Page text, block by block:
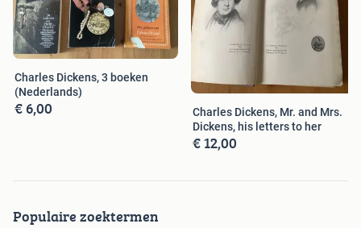
Charles Dickens, 3 boeken
(Nederlands)
€ 6,00
Charles Dickens, Mr. and Mrs.
Dickens, his letters to her
€ 12,00
Populaire zoektermen